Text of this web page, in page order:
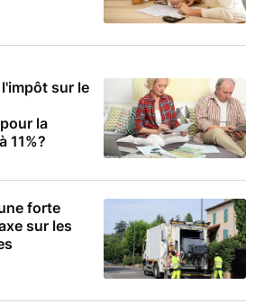
sur le
la
11%?
forte
sur les